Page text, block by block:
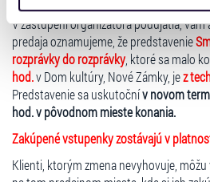
získali v důsledku toho, že
typy cookies používáme,
zpracování upravíte zaškrtnutím
volbu můžete kdykoliv změnit v
„Cookies a jejich nastavení“.
V zastúpení organizátora podujatia,
predaja oznamujeme, že predstavenie
rozprávky do rozprávky , ktoré sa malo
hod.v Dom kultúry, Nové Zámky, jez
Predstavenie sa uskutočnív novom
hod. v pôvodnom mieste konania.
Zakúpené vstupenky zostávajú v
Klienti, ktorým zmena nevyhovuje,